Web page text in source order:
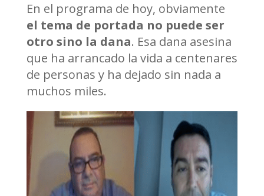
En el programa de hoy, obviamente
el tema de portada no puede ser
otro sino la dana. Esa dana asesina
que ha arrancado la vida a centenares
de personas y ha dejado sin nada a
muchos miles.